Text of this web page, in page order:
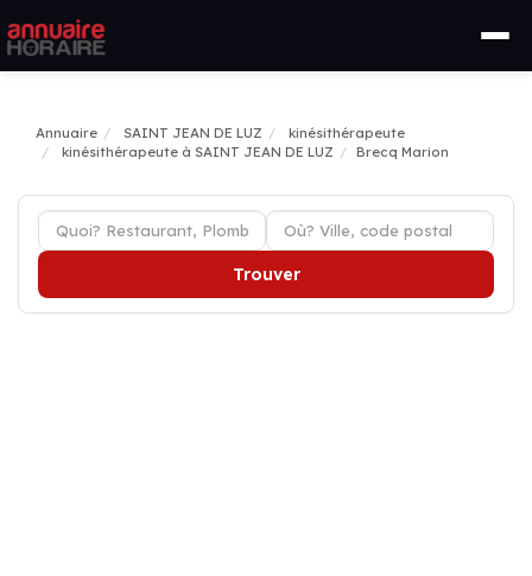
Annuaire SAINT JEAN DE LUZ
kinésithérapeute
kinésithérapeute à SAINT JEAN DE LUZ
Brecq Marion
Trouver